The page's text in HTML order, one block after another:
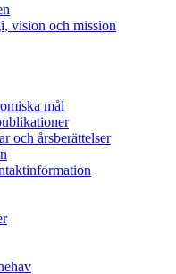
vision och mission
mål
och årsberättelser